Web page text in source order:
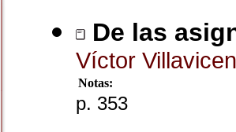
De las
Víctor
Notas:
p. 353